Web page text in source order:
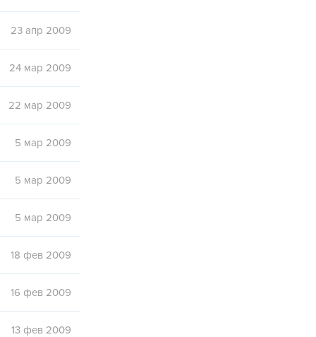
23 апр 2009
24 мар 2009
22 мар 2009
5 мар 2009
5 мар 2009
5 мар 2009
18 фев 2009
16 фев 2009
13 фев 2009